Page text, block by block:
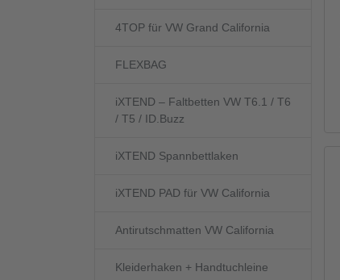
4TOP für VW Grand California
FLEXBAG
iXTEND – Faltbetten VW T6.1 / T6
/ T5 / ID.Buzz
iXTEND Spannbettlaken
iXTEND PAD für VW California
Antirutschmatten VW California
Kleiderhaken + Handtuchleine